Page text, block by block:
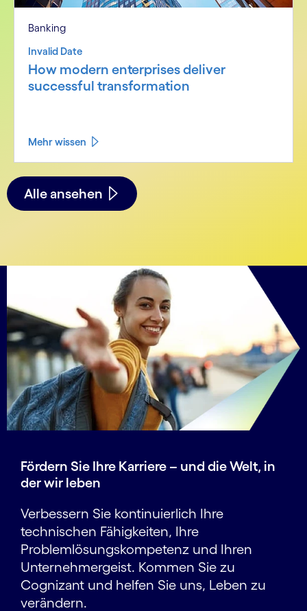
Banking
Invalid Date
How modern enterprises deliver
successful transformation
Mehr wissen
See more
Alle ansehen
Fördern Sie Ihre Karriere – und die Welt, in
der wir leben
Verbessern Sie kontinuierlich Ihre
technischen Fähigkeiten, Ihre
Problemlösungskompetenz und Ihren
Unternehmergeist. Kommen Sie zu
Cognizant und helfen Sie uns, Leben zu
verändern.